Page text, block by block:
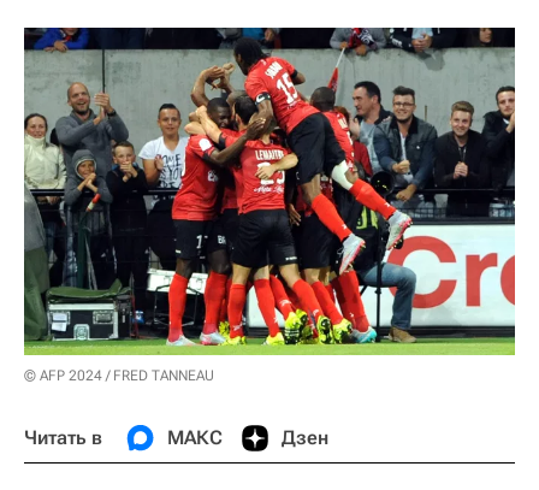
© AFP 2024 / FRED TANNEAU
Читать в МАКС Дзен